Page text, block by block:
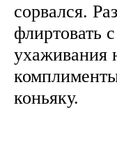
сорвался.
флиртовать
ухаживания
коньяку.